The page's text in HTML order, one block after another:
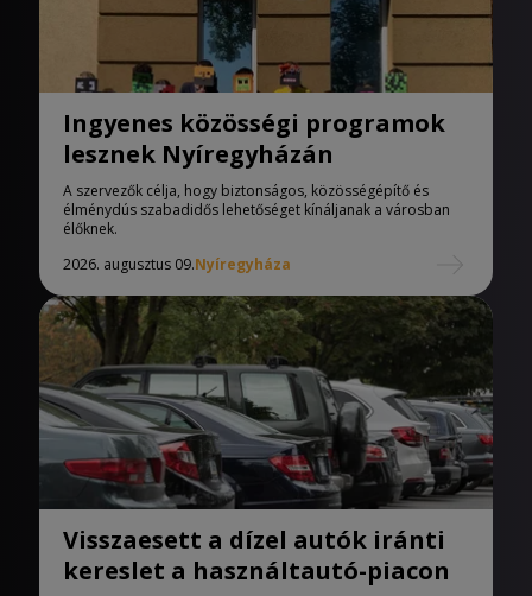
Ingyenes közösségi programok
lesznek Nyíregyházán
A szervezők célja, hogy biztonságos, közösségépítő és
élménydús szabadidős lehetőséget kínáljanak a városban
élőknek.
2026. augusztus 09.Nyíregyháza
Visszaesett a dízel autók iránti
kereslet a használtautó-piacon